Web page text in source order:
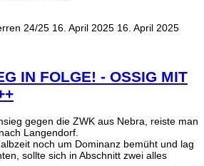
24/25 16. April 2025 16. April 2025
IN FOLGE! - OSSIG MIT
gegen die ZWK aus Nebra, reiste man
Langendorf.
noch um Dominanz bemüht und lag
sollte sich in Abschnitt zwei alles